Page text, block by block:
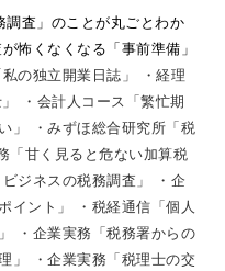
調査」のことが丸ごとわか
怖くなくなる「事前準備」
の独立開業日誌」
・経理
・会計人コース「繁忙期
」
・みずほ総合研究所「税
「甘く見ると危ない加算税
ジネスの税務調査」 ・企
イント」 ・税経通信「個人
・企業実務「税務署からの
」 ・企業実務「税理士の交